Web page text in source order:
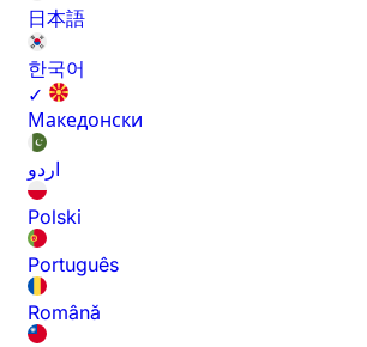
日本語
한국어
✓
Македонски
اردو
Polski
Português
Română